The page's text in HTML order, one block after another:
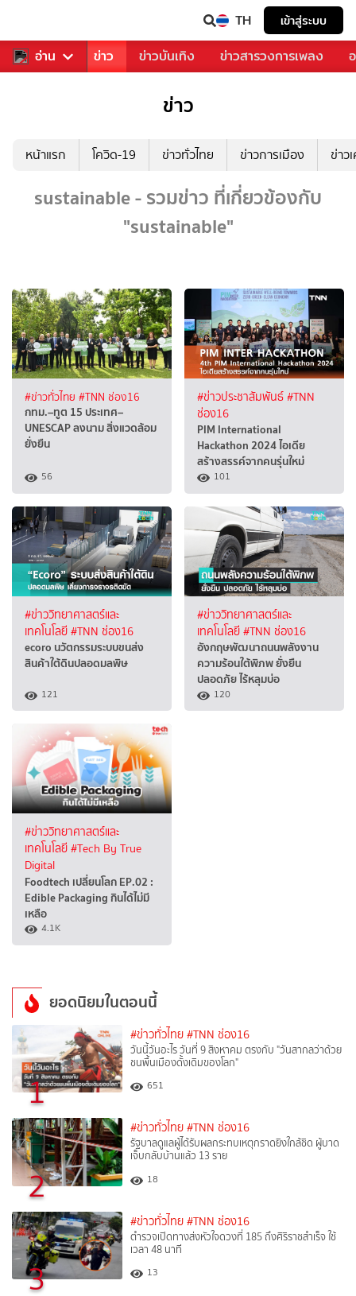
TH เข้าสู่ระบบ
อ่าน
คุณ กีฬา ข่าว ข่าวบันเทิง ข่าวสารวงการเพลง
ข่าว
หน้าแรก โควิด-19 ข่าวทั่วไทย ข่าวการเมือง ข่าว
sustainable - รวมข่าว ที่เกี่ยวข้องกับ
"sustainable"
#ข่าวทั่วไทย #TNN ช่อง16
กทม.–ทูต 15 ประเทศ–
UNESCAP ลงนาม สิ่งแวดล้อม
ยั่งยืน
56
#ข่าวประชาสัมพันธ์#TNN
ช่อง16
PIM International
Hackathon 2024 ไอเดีย
สร้างสรรค์จากคนรุ่นใหม่
101
#ข่าววิทยาศาสตร์และ
เทคโนโลยี#TNN ช่อง16
ecoro นวัตกรรมระบบขนส่ง
สินค้าใต้ดินปลอดมลพิษ
121
#ข่าววิทยาศาสตร์และ
เทคโนโลยี#TNN ช่อง16
อังกฤษพัฒนาถนนพลังงาน
ความร้อนใต้พิภพ ยั่งยืน
ปลอดภัย ไร้หลุมบ่อ
120
#ข่าววิทยาศาสตร์และ
เทคโนโลยี#Tech By True
Digital
Foodtech เปลี่ยนโลก EP.02 :
Edible Packaging กินได้ไม่มี
เหลือ
4.1K
ยอดนิยมในตอนนี้
1
#ข่าวทั่วไทย #TNN ช่อง16
วันนี้วันอะไร วันที่ 9 สิงหาคม ตรงกับ "วันสากลว่าด้วย
ชนพื้นเมืองดั้งเดิมของโลก"
651
2
#ข่าวทั่วไทย #TNN ช่อง16
รัฐบาลดูแลผู้ได้รับผลกระทบเหตุกราดยิงใกล้ชิด ผู้บาด
เจ็บกลับบ้านแล้ว 13 ราย
18
3
#ข่าวทั่วไทย #TNN ช่อง16
ตำรวจเปิดทางส่งหัวใจดวงที่ 185 ถึงศิริราชสำเร็จ ใช้
เวลา 48 นาที
13